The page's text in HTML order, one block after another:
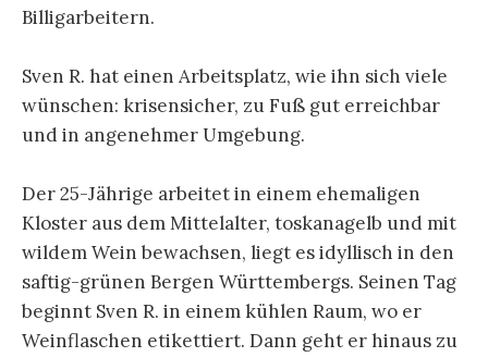
Billigarbeitern.
Sven R. hat einen Arbeitsplatz, wie ihn sich viele
wünschen: krisensicher, zu Fuß gut erreichbar
und in angenehmer Umgebung.
Der 25-Jährige arbeitet in einem ehemaligen
Kloster aus dem Mittelalter, toskanagelb und mit
wildem Wein bewachsen, liegt es idyllisch in den
saftig-grünen Bergen Württembergs. Seinen Tag
beginnt Sven R. in einem kühlen Raum, wo er
Weinflaschen etikettiert. Dann geht er hinaus zu